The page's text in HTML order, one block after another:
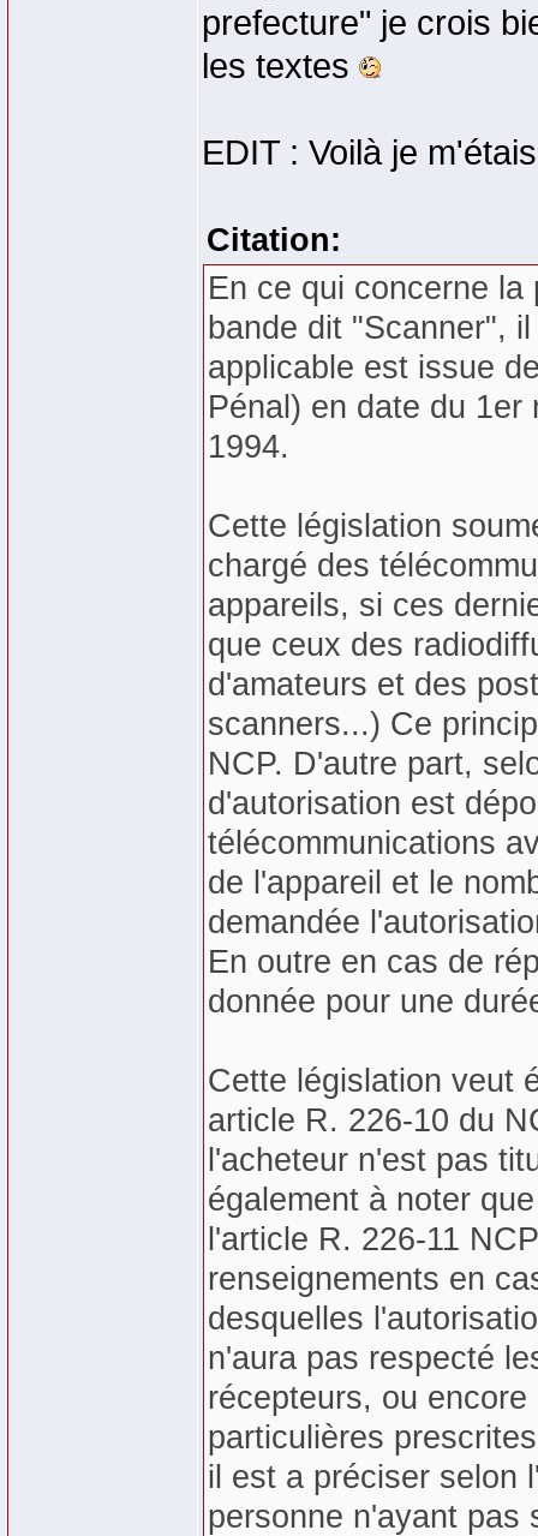
prefecture" je crois
les textes
EDIT : Voilà je
Citation:
En ce qui concerne
bande dit "Scanner",
applicable est issue
Pénal) en date du
1994.
Cette législation
chargé des
appareils, si ces
que ceux des
d'amateurs et des
scanners...) Ce
NCP. D'autre part,
d'autorisation est
télécommunications
de l'appareil et le
demandée
En outre en cas de
donnée pour une
Cette législation veut
article R. 226-10 du
l'acheteur n'est pas
également à noter
l'article R. 226-11
renseignements en
desquelles
n'aura pas respecté
récepteurs, ou
particulières
il est a préciser selon
personne n'ayant pas